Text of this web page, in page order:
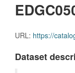
URL: https://catalog.dataplatform-
Dataset